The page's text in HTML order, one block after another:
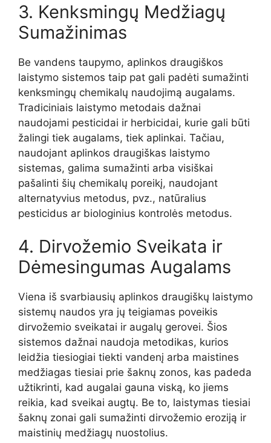
3. Kenksmingų Medžiagų
Sumažinimas
Be vandens taupymo, aplinkos draugiškos
laistymo sistemos taip pat gali padėti sumažinti
kenksmingų chemikalų naudojimą augalams.
Tradiciniais laistymo metodais dažnai
naudojami pesticidai ir herbicidai, kurie gali būti
žalingi tiek augalams, tiek aplinkai. Tačiau,
naudojant aplinkos draugiškas laistymo
sistemas, galima sumažinti arba visiškai
pašalinti šių chemikalų poreikį, naudojant
alternatyvius metodus, pvz., natūralius
pesticidus ar biologinius kontrolės metodus.
4. Dirvožemio Sveikata ir
Dėmesingumas Augalams
Viena iš svarbiausių aplinkos draugiškų laistymo
sistemų naudos yra jų teigiamas poveikis
dirvožemio sveikatai ir augalų gerovei. Šios
sistemos dažnai naudoja metodikas, kurios
leidžia tiesiogiai tiekti vandenį arba maistines
medžiagas tiesiai prie šaknų zonos, kas padeda
užtikrinti, kad augalai gauna viską, ko jiems
reikia, kad sveikai augtų. Be to, laistymas tiesiai
šaknų zonai gali sumažinti dirvožemio eroziją ir
maistinių medžiagų nuostolius.